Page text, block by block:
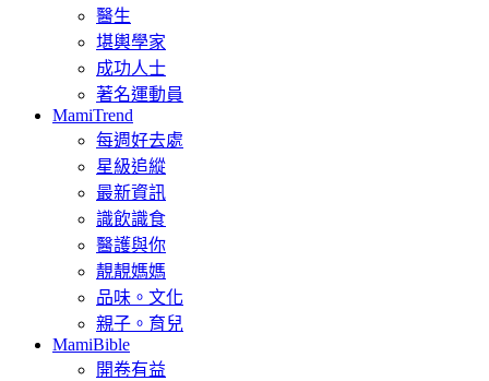
醫生
堪輿學家
成功人士
著名運動員
MamiTrend
每週好去處
星級追縱
最新資訊
識飲識食
醫護與你
靚靚媽媽
品味。文化
親子。育兒
MamiBible
開卷有益